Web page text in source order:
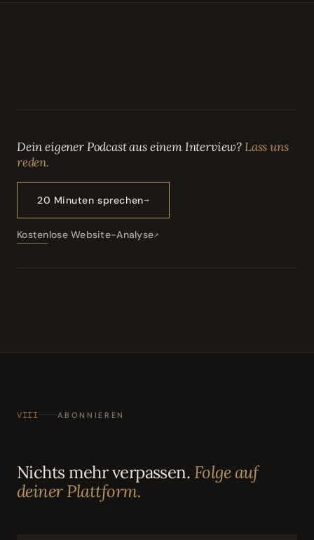
Dein eigener Podcast aus einem Interview?Lass uns
reden.
20 Minuten sprechen
Kostenlose Website-Analyse
VIII ABONNIEREN
Nichts mehr verpassen. Folge auf
deiner Plattform.